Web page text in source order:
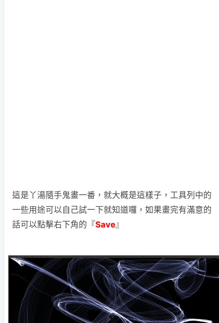
這是丫湯隨手鬼畫一番，就大概是這樣子，工具列中的
一些用途可以自己試一下就知道囉，如果畫完有滿意的
話可以點擊右下角的『Save』